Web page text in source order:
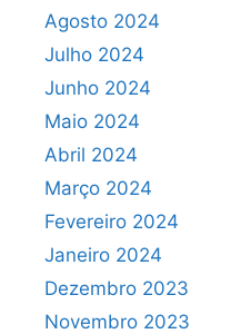
Agosto 2024
Julho 2024
Junho 2024
Maio 2024
Abril 2024
Março 2024
Fevereiro 2024
Janeiro 2024
Dezembro 2023
Novembro 2023